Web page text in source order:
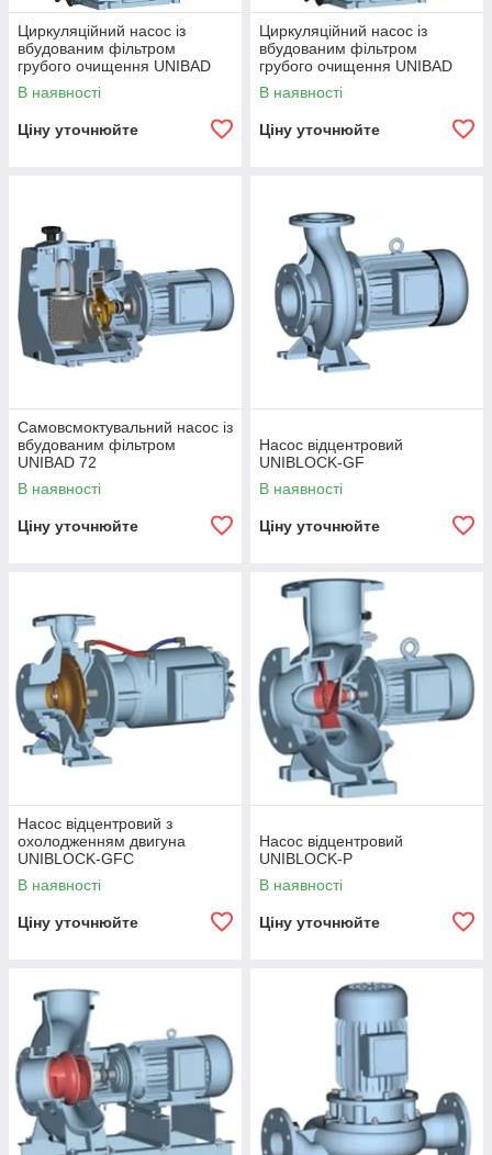
Циркуляційний насос із
вбудованим фільтром
грубого очищення UNIBAD
В наявності
Ціну уточнюйте
Циркуляційний насос із
вбудованим фільтром
грубого очищення UNIBAD
ХС
В наявності
Ціну уточнюйте
Самовсмоктувальний насос із
вбудованим фільтром
UNIBAD 72
В наявності
Ціну уточнюйте
Насос відцентровий
UNIBLOCK-GF
В наявності
Ціну уточнюйте
Насос відцентровий з
охолодженням двигуна
UNIBLOCK-GFС
В наявності
Ціну уточнюйте
Насос відцентровий
UNIBLOCK-Р
В наявності
Ціну уточнюйте